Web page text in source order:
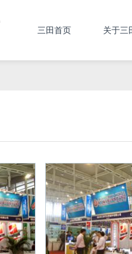
三田首页 关于三